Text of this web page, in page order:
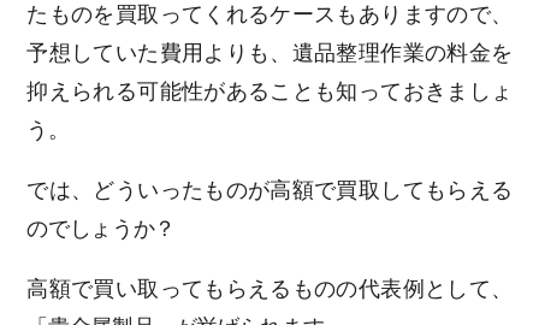
たものを買取ってくれるケースもありますので、
予想していた費用よりも、遺品整理作業の料金を
抑えられる可能性があることも知っておきましょ
う。
では、どういったものが高額で買取してもらえる
のでしょうか？
高額で買い取ってもらえるものの代表例として、